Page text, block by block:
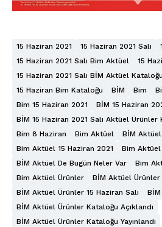
15 Haziran 2021 15 Haziran 2021 Salı
15 Haziran 2021 Salı Bim Aktüel
15
15 Haziran 2021 Salı BİM Aktüel Kataloğu
15 Haziran Bim Kataloğu
BİM Bim
Bim 15 Haziran 2021
BİM 15 Haziran
BİM 15 Haziran 2021 Salı Aktüel Ürünler
Bim 8 Haziran
Bim Aktüel
BİM Aktüel
Bim Aktüel 15 Haziran 2021
Bim
BİM Aktüel De Bugün Neler Var
Bim
Bim Aktüel Ürünler
BİM Aktüel Ürünler
BİM Aktüel Ürünler 15 Haziran Salı
BİM Aktüel Ürünler Kataloğu Açıklandı
BİM Aktüel Ürünler Kataloğu Yayınlandı